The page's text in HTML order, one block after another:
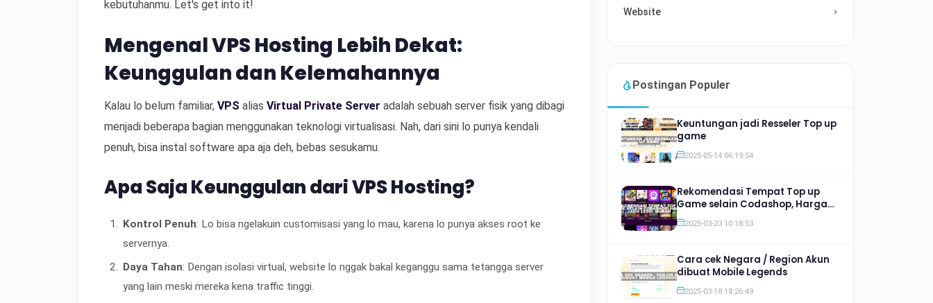
kebutuhanmu. Let's get into it!
Mengenal VPS Hosting Lebih Dekat:
Keunggulan dan Kelemahannya
Kalau lo belum familiar, VPS alias Virtual Private Server adalah sebuah server fisik yang dibagi
menjadi beberapa bagian menggunakan teknologi virtualisasi. Nah, dari sini lo punya kendali
penuh, bisa instal software apa aja deh, bebas sesukamu.
Apa Saja Keunggulan dari VPS Hosting?
Kontrol Penuh: Lo bisa ngelakuin customisasi yang lo mau, karena lo punya akses root ke
servernya.
Daya Tahan: Dengan isolasi virtual, website lo nggak bakal keganggu sama tetangga server
yang lain meski mereka kena traffic tinggi.
Website
Postingan Populer
Keuntungan jadi Resseler Top up
game
2025-05-14 06:19:54
Rekomendasi Tempat Top up
Game selain Codashop, Harga
Jauh lebih Murah
2025-03-23 10:18:53
Cara cek Negara / Region Akun
dibuat Mobile Legends
2025-03-18 18:26:49